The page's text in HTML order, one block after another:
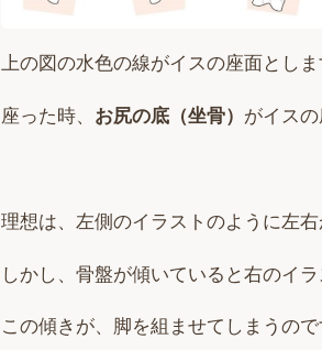
上の図の水色の線がイスの座面としま
座った時、 お尻の底（坐骨） がイスの
理想は、左側のイラストのように左
しかし、骨盤が傾いていると右のイラ
この傾きが、脚を組ませてしまうので